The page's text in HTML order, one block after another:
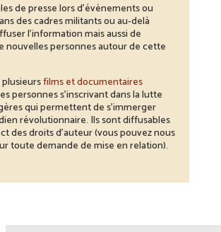
de presse lors d’évènements ou
des cadres militants ou au-delà
l’information mais aussi de
nouvelles personnes autour de cette
films et documentaires
personnes s’inscrivant dans la lutte
qui permettent de s’immerger
révolutionnaire. Ils sont diffusables
des droits d’auteur (vous pouvez nous
toute demande de mise en relation).